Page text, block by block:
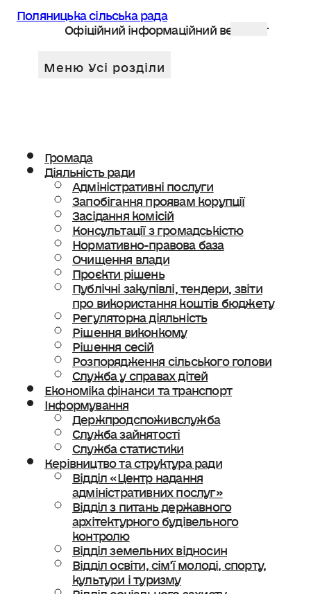
Поляницька сільська рада
Офіційний інформаційний веб сайт
Громада
Діяльність ради
Адміністративні послуги
Запобігання проявам корупції
Засідання комісій
Консультації з громадськістю
Нормативно-правова база
Очищення влади
Проєкти рішень
Публічні закупівлі, тендери, звіти
про використання коштів бюджету
Регуляторна діяльність
Рішення виконкому
Рішення сесій
Розпорядження сільського голови
Служба у справах дітей
Економіка фінанси та транспорт
Інформування
Держпродспоживслужба
Служба зайнятості
Служба статистики
Керівництво та структура ради
Відділ «Центр надання
адміністративних послуг»
Відділ з питань державного
архітектурного будівельного
контролю
Відділ земельних відносин
Відділ освіти, сімʼї молоді, спорту,
культури і туризму